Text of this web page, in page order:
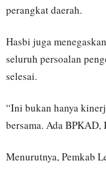
perangkat daerah.
Hasbi juga
seluruh persoalan
selesai.
“Ini bukan hanya
bersama. Ada
Menurutnya, Pemkab